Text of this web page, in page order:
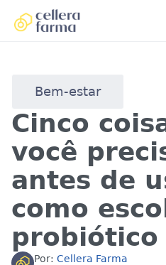
Bem-estar
Cinco
você
antes de
como
probiótico
Por: Cellera Farma